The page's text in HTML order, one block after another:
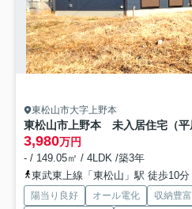
東松山市大字上野本
3,980万円
- / 149.05㎡ / 4LDK /築3年
東武東上線「東松山」駅 徒歩10分
陽当り良好 オール電化 収納豊富